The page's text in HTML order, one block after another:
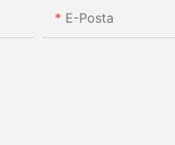
E-Posta